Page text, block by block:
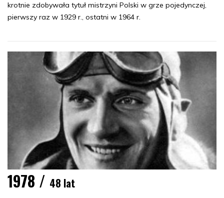
krotnie zdobywała tytuł mistrzyni Polski w grze pojedynczej,
pierwszy raz w 1929 r., ostatni w 1964 r.
1978 / 48 lat